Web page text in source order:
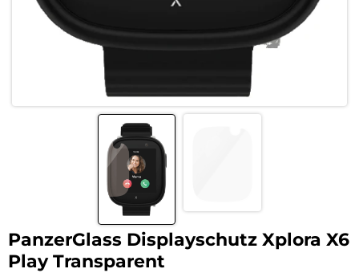
PanzerGlass Displayschutz Xplora X6
Play Transparent